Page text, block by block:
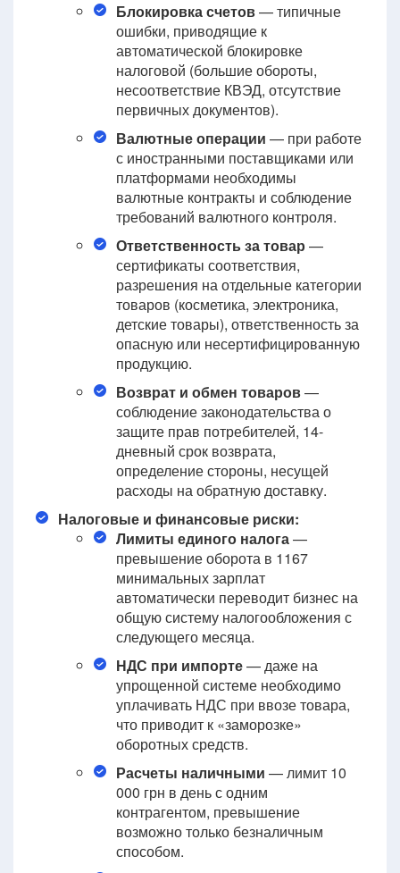
Блокировка счетов— типичные
ошибки, приводящие к
автоматической блокировке
налоговой (большие обороты,
несоответствие КВЭД, отсутствие
первичных документов).
Валютные операции — при работе
с иностранными поставщиками или
платформами необходимы
валютные контракты и соблюдение
требований валютного контроля.
Ответственность за товар —
сертификаты соответствия,
разрешения на отдельные категории
товаров (косметика, электроника,
детские товары), ответственность за
опасную или несертифицированную
продукцию.
Возврат и обмен товаров—
соблюдение законодательства о
защите прав потребителей, 14-
дневный срок возврата,
определение стороны, несущей
расходы на обратную доставку.
Налоговые и финансовые риски:
Лимиты единого налога—
превышение оборота в 1167
минимальных зарплат
автоматически переводит бизнес на
общую систему налогообложения с
следующего месяца.
НДС при импорте— даже на
упрощенной системе необходимо
уплачивать НДС при ввозе товара,
что приводит к «заморозке»
оборотных средств.
Расчеты наличными — лимит 10
000 грн в день с одним
контрагентом, превышение
возможно только безналичным
способом.